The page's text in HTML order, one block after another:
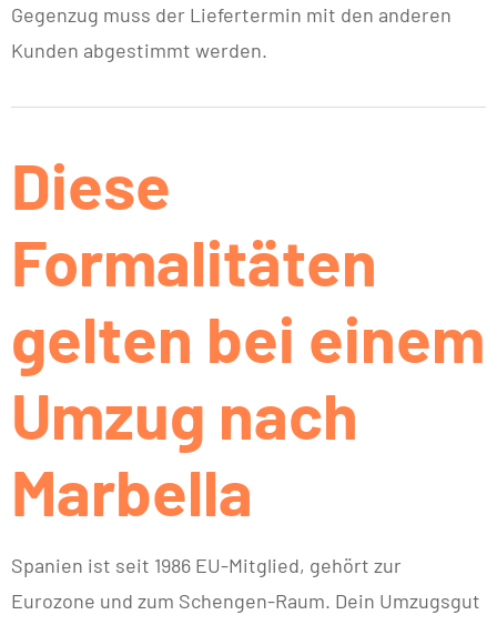
Gegenzug muss der Liefertermin mit den anderen
Kunden abgestimmt werden.
Diese
Formalitäten
gelten bei einem
Umzug nach
Marbella
Spanien ist seit 1986 EU-Mitglied, gehört zur
Eurozone und zum Schengen-Raum. Dein Umzugsgut